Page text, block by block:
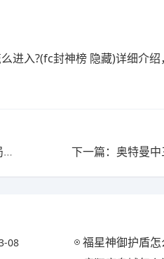
入?(fc封神榜 隐藏)详细介绍
上一篇：地下城红眼逆转结局怎么搭配?(dnf红眼逆转结局怎么样)
08 福星神御护盾